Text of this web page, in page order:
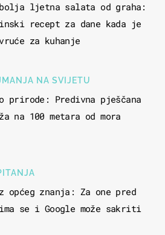
ljetna salata od graha:
recept za dane kada je
za kuhanje
NA SVIJETU
prirode: Predivna pješčana
na 100 metara od mora
općeg znanja: Za one pred
se i Google može sakriti